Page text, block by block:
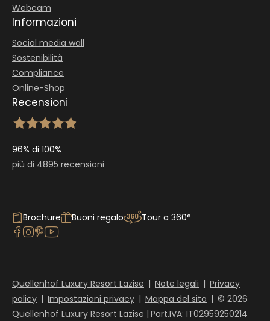
Webcam
Informazioni
Social media wall
Sostenibilità
Compliance
Online-Shop
Recensioni
96% di 100%
più di 4895 recensioni
Brochure Buoni regalo Tour a 360°
Quellenhof Luxury Resort Lazise | Note legali | Privacy
policy | Impostazioni privacy | Mappa del sito | © 2026
Quellenhof Luxury Resort Lazise | Part.IVA: IT02959250214